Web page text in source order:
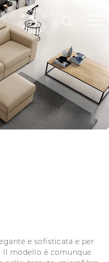
e sofisticata e per
modello è comunque